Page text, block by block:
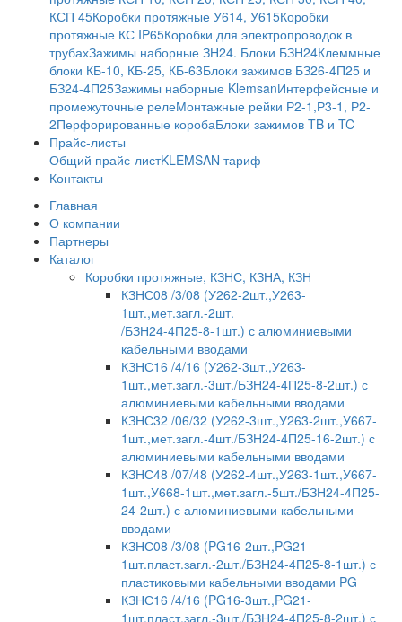
КСП 45Коробки протяжные У614, У615Коробки
протяжные КС IP65Коробки для электропроводок в
трубахЗажимы наборные ЗН24. Блоки БЗН24Клеммные
блоки КБ-10, КБ-25, КБ-63Блоки зажимов БЗ26-4П25 и
БЗ24-4П25Зажимы наборные KlemsanИнтерфейсные и
промежуточные релеМонтажные рейки Р2-1,Р3-1, Р2-
2Перфорированные коробаБлоки зажимов TB и TC
Прайс-листы
Общий прайс-листKLEMSAN тариф
Контакты
Главная
О компании
Партнеры
Каталог
Коробки протяжные, КЗНС, КЗНА, КЗН
КЗНС08 /3/08 (У262-2шт.,У263-
1шт.,мет.загл.-2шт.
/БЗН24-4П25-8-1шт.) с алюминиевыми
кабельными вводами
КЗНС16 /4/16 (У262-3шт.,У263-
1шт.,мет.загл.-3шт./БЗН24-4П25-8-2шт.) с
алюминиевыми кабельными вводами
КЗНС32 /06/32 (У262-3шт.,У263-2шт.,У667-
1шт.,мет.загл.-4шт./БЗН24-4П25-16-2шт.) с
алюминиевыми кабельными вводами
КЗНС48 /07/48 (У262-4шт.,У263-1шт.,У667-
1шт.,У668-1шт.,мет.загл.-5шт./БЗН24-4П25-
24-2шт.) с алюминиевыми кабельными
вводами
КЗНС08 /3/08 (PG16-2шт.,PG21-
1шт.пласт.загл.-2шт./БЗН24-4П25-8-1шт.) с
пластиковыми кабельными вводами PG
КЗНС16 /4/16 (PG16-3шт.,PG21-
1шт.пласт.загл.-3шт./БЗН24-4П25-8-2шт.) с